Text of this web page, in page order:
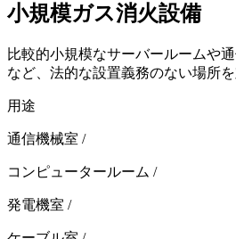
小規模ガス消火設備
比較的小規模なサーバールームや
など、法的な設置義務のない場所
用途
通信機械室 /
コンピュータールーム /
発電機室 /